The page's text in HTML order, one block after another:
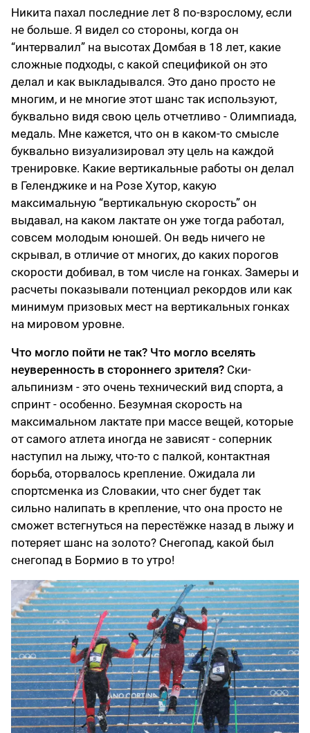
Никита пахал последние лет 8 по-взрослому, если
не больше. Я видел со стороны, когда он
“интервалил” на высотах Домбая в 18 лет, какие
сложные подходы, с какой спецификой он это
делал и как выкладывался. Это дано просто не
многим, и не многие этот шанс так используют,
буквально видя свою цель отчетливо - Олимпиада,
медаль. Мне кажется, что он в каком-то смысле
буквально визуализировал эту цель на каждой
тренировке. Какие вертикальные работы он делал
в Геленджике и на Розе Хутор, какую
максимальную “вертикальную скорость” он
выдавал, на каком лактате он уже тогда работал,
совсем молодым юношей. Он ведь ничего не
скрывал, в отличие от многих, до каких порогов
скорости добивал, в том числе на гонках. Замеры и
расчеты показывали потенциал рекордов или как
минимум призовых мест на вертикальных гонках
на мировом уровне.
Что могло пойти не так? Что могло вселять
неуверенность в стороннего зрителя? Ски-
альпинизм - это очень технический вид спорта, а
спринт - особенно. Безумная скорость на
максимальном лактате при массе вещей, которые
от самого атлета иногда не зависят - соперник
наступил на лыжу, что-то с палкой, контактная
борьба, оторвалось крепление. Ожидала ли
спортсменка из Словакии, что снег будет так
сильно налипать в крепление, что она просто не
сможет встегнуться на перестёжке назад в лыжу и
потеряет шанс на золото? Снегопад, какой был
снегопад в Бормио в то утро!